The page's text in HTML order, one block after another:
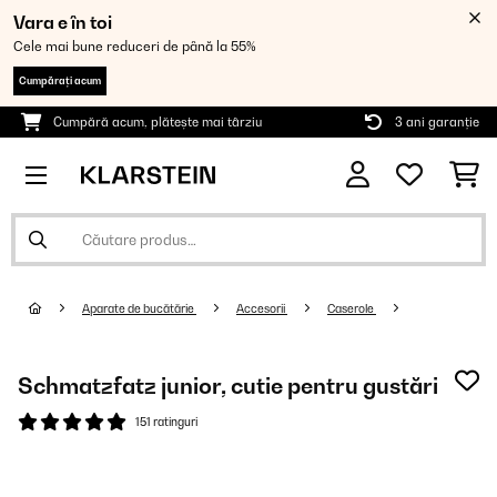
Vara e în toi
Cele mai bune reduceri de până la 55%
Cumpărați acum
Cumpără acum, plătește mai târziu 3 ani garanție
Aparate de bucătărie Accesorii Caserole
Schmatzfatz junior, cutie pentru gustări
151 ratinguri